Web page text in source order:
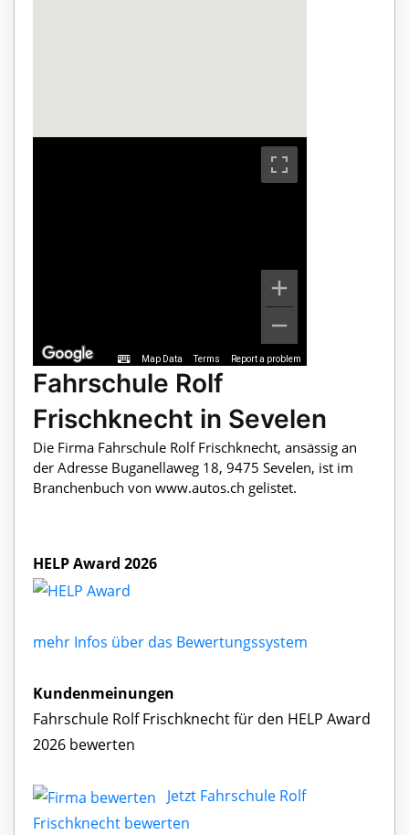
Map Data Terms Report a problem
Fahrschule Rolf
Frischknecht in Sevelen
Die Firma Fahrschule Rolf Frischknecht, ansässig an
der Adresse Buganellaweg 18, 9475 Sevelen, ist im
Branchenbuch von www.autos.ch gelistet.
HELP Award 2026
mehr Infos über das Bewertungssystem
Kundenmeinungen
Fahrschule Rolf Frischknecht für den HELP Award
2026 bewerten
Jetzt Fahrschule Rolf
Frischknecht bewerten